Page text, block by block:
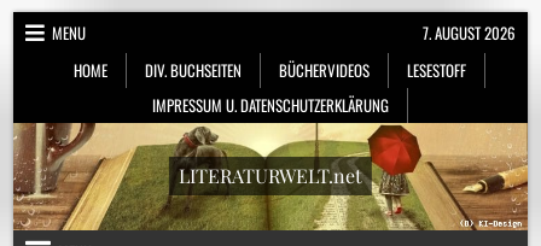
Skip
MENU
HOME
DIV. BUCHSEITEN BÜCHERVIDEOS
LESESTOFF
IMPRESSUM U. DATENSCHUTZERKLÄRUNG
7. AUGUST 2026
LITERATURWELT.net